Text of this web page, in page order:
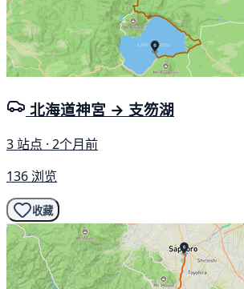
北海道神宮 → 支笏湖
3 站点 · 2个月前
136 浏览
收藏